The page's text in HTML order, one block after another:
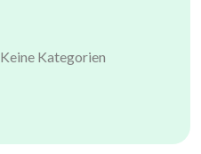
Keine Kategorien